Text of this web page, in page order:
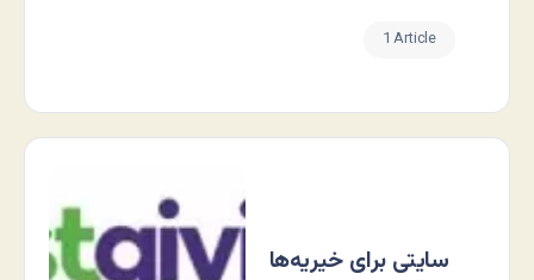
1 Article
سایتی برای خیریه‌ها